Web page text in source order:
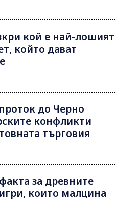
кой е най-лошият
който дават
до Черно
конфликти
търговия
за древните
които малцина